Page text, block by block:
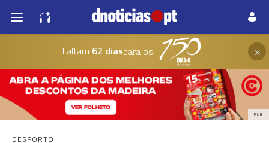
Faltam 62 diaspara os ×
PUB
DESPORTO